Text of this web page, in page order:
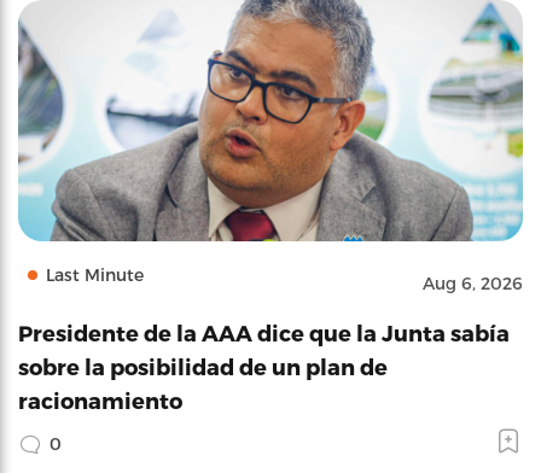
Last Minute Aug 6, 2026
Presidente de la AAA dice que la Junta sabía
sobre la posibilidad de un plan de
racionamiento
0